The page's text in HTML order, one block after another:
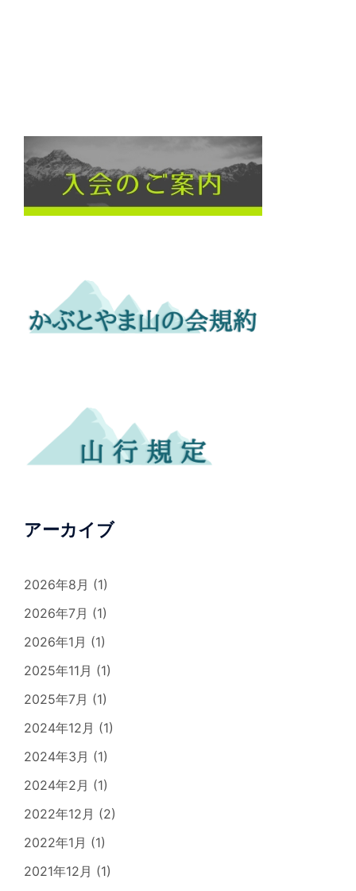
アーカイブ
2026年8月 (1)
2026年7月 (1)
2026年1月 (1)
2025年11月 (1)
2025年7月 (1)
2024年12月 (1)
2024年3月 (1)
2024年2月 (1)
2022年12月 (2)
2022年1月 (1)
2021年12月 (1)